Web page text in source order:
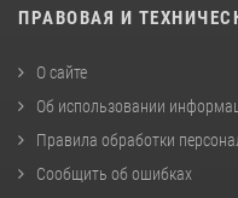
ПРАВОВАЯ И
О сайте
Об использовании
Правила обработки
Сообщить об ошибках